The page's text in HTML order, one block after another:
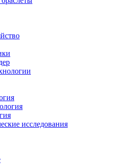
исследования